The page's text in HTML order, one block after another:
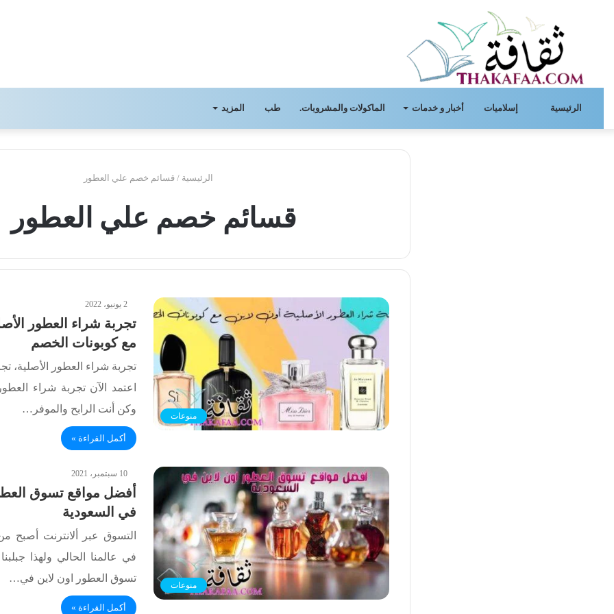
الرئيسية إسلاميات أخبار و خدمات الماكولات والمشروبات. طب المزيد
الرئيسية / قسائم خصم علي العطور
قسائم خصم علي العطور
منوعات
2 يونيو، 2022
تجربة شراء العطور
مع كوبونات الخصم
تجربة شراء العطور الأصلية،
اعتمد الآن تجربة شراء
وكن أنت الرابح والموفر…
أكمل القراءة »
منوعات
10 سبتمبر، 2021
أفضل مواقع تسوق
في السعودية
التسوق عبر ألانترنت أصبح
في عالمنا الحالي ولهذا
تسوق العطور اون لاين في…
أكمل القراءة »